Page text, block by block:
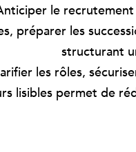
le
préparer les
structurant
les rôles,
lisibles permet de